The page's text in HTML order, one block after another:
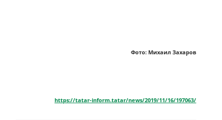
Фото: Михаил Захаров
https://tatar-inform.tatar/news/2019/11/16/197063/